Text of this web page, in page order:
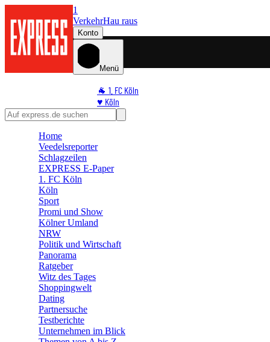
1
VerkehrHau raus
Konto
Menü
🐐 1. FC Köln
♥️ Köln
⭐ Promi
🛒 Shoppingwelt
Home
Veedelsreporter
Schlagzeilen
EXPRESS E-Paper
1. FC Köln
Köln
Sport
Promi und Show
Kölner Umland
NRW
Politik und Wirtschaft
Panorama
Ratgeber
Witz des Tages
Shoppingwelt
Dating
Partnersuche
Testberichte
Unternehmen im Blick